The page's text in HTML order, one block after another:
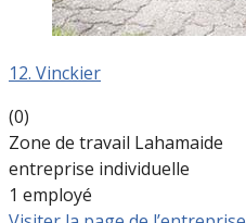
12. Vinckier
(0)
Zone de travail Lahamaide
entreprise individuelle
1 employé